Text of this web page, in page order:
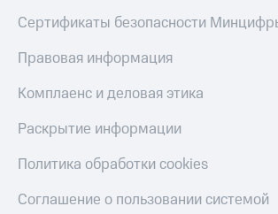
Сертификаты безопасности
Правовая информация
Комплаенс и деловая этика
Раскрытие информации
Политика обработки cookies
Соглашение о пользовании системой